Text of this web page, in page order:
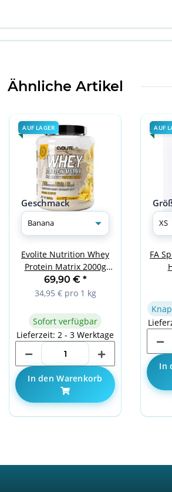
Ähnliche Artikel
AUF LAGER
Geschmack
Evolite Nutrition Whey
Protein Matrix 2000g
Banana
69,90 € *
34,95 € pro 1 kg
Sofort verfügbar
Lieferzeit: 2 - 3 Werktage
In den Warenkorb
AUF
FA
In